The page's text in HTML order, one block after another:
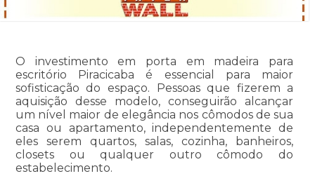
O investimento em porta em madeira para
escritório Piracicaba é essencial para maior
sofisticação do espaço. Pessoas que fizerem a
aquisição desse modelo, conseguirão alcançar
um nível maior de elegância nos cômodos de sua
casa ou apartamento, independentemente de
eles serem quartos, salas, cozinha, banheiros,
closets ou qualquer outro cômodo do
estabelecimento.